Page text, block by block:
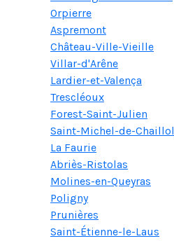
Orpierre
Aspremont
Château-Ville-Vieille
Villar-d'Arêne
Lardier-et-Valença
Trescléoux
Forest-Saint-Julien
Saint-Michel-de-Chaillol
La Faurie
Abriès-Ristolas
Molines-en-Queyras
Poligny
Prunières
Saint-Étienne-le-Laus